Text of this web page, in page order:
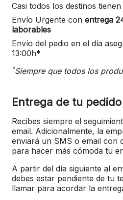
Casi todos los destinos
Envío Urgente con entrega
laborables
Envío del pedio en el día
13:00h*
*Siempre que todos los
Entrega de tu pedido
Recibes siempre el
email. Adicionalmente, la
enviará un SMS o email con
para hacer más cómoda tu
A partir del día siguiente al
debes estar pendiente de tu
llamar para acordar la